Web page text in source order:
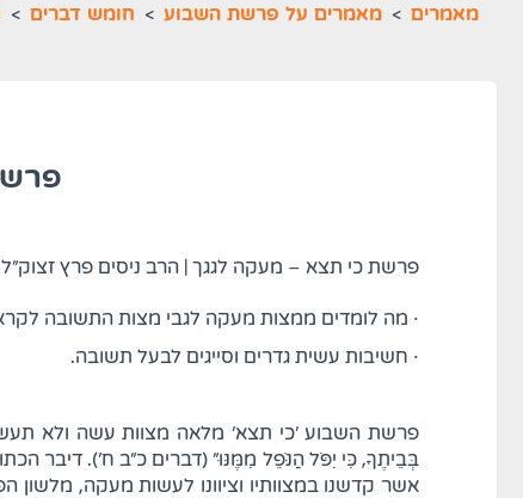
מאמרים > מאמרים על פרשת השבוע > חומש דברים >
פרשת כי תצא – מעקה לגגך | הרב ניסים פרץ זצוק"ל
· מה לומדים ממצות מעקה לגבי מצות התשובה
· חשיבות עשית גדרים וסייגים לבעל תשובה.
פרשת השבוע 'כי תצא' מלאה מצוות עשה ולא
בְּבֵיתֶךָ, כִּי יִפֹּל הַנֹּפֵל מִמֶּנּוּ" (דברים כ"ב ח'). דיבר
אשר קדשנו במצוותיו וציוונו לעשות מעקה,